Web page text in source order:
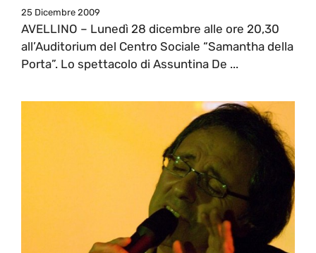
25 Dicembre 2009
AVELLINO – Lunedì 28 dicembre alle ore 20,30
all’Auditorium del Centro Sociale “Samantha della
Porta”. Lo spettacolo di Assuntina De ...